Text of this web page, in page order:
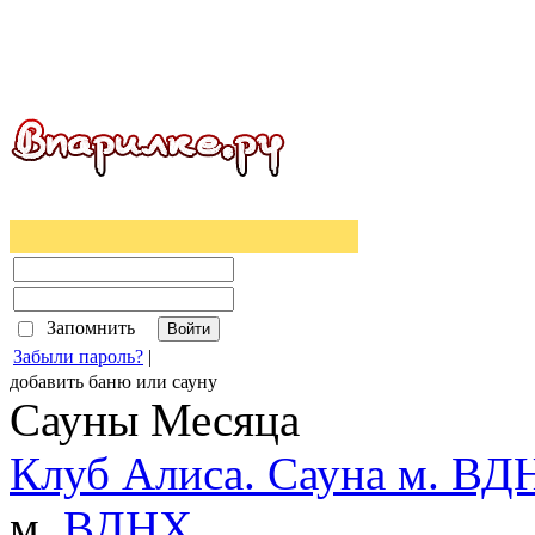
Запомнить
Забыли пароль? |
добавить баню или сауну
Сауны Месяца
Клуб Алиса. Сауна м.